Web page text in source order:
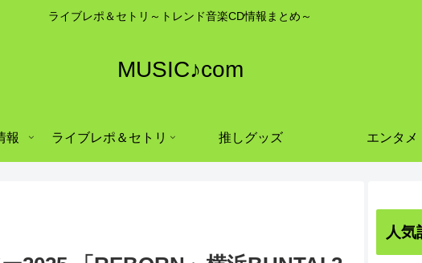
ライブレポ＆セトリ～トレンド音楽CD情報まとめ～
MUSIC♪com
報 ライブレポ＆セトリ 推しグッズ エンタメ
人気